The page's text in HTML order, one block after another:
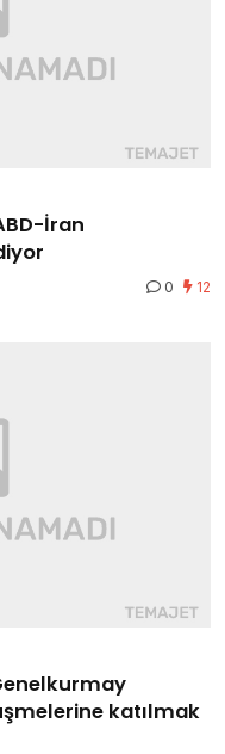
İran
0 12
katılmak